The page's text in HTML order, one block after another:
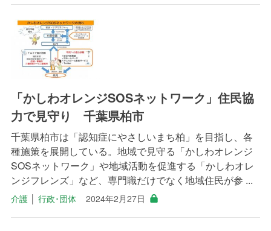
「かしわオレンジSOSネットワーク」住民協
力で見守り 千葉県柏市
千葉県柏市は「認知症にやさしいまち柏」を目指し、各
種施策を展開している。地域で見守る「かしわオレンジ
SOSネットワーク」や地域活動を促進する「かしわオレ
ンジフレンズ」など、専門職だけでなく地域住民が参 ...
介護│ 行政･団体 2024年2月27日